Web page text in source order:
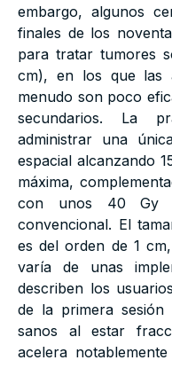
embargo, algunos
finales de los
para tratar tumores
cm), en los que las
menudo son poco
secundarios. La
administrar una
espacial alcanzando
máxima,
con unos 40 Gy
convencional. El
es del orden de 1
varía de unas
describen los
de la primera
sanos al estar
acelera